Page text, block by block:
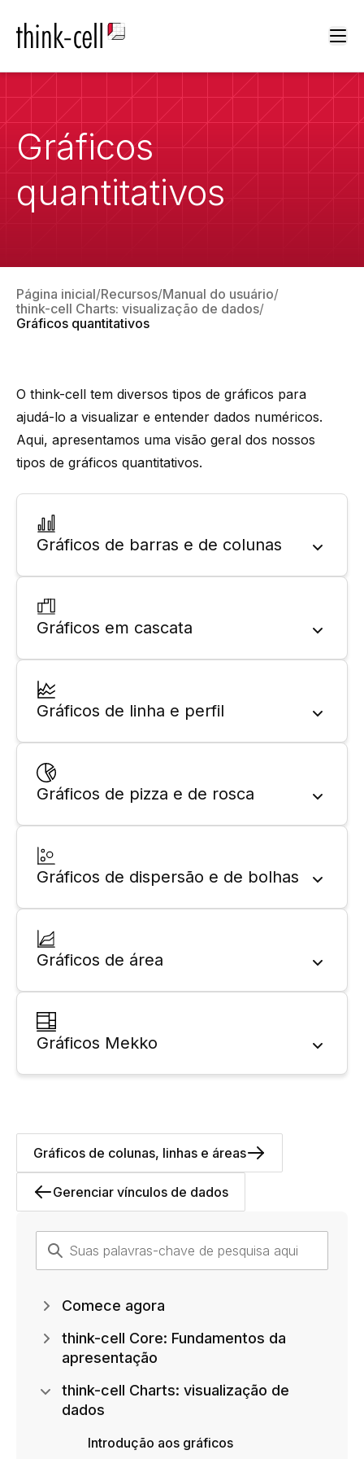
Gráficos
quantitativos
Página inicial Recursos Manual do usuário
think-cell Charts: visualização de dados
Gráficos quantitativos
O think-cell tem diversos tipos de gráficos para
ajudá-lo a visualizar e entender dados numéricos.
Aqui, apresentamos uma visão geral dos nossos
tipos de gráficos quantitativos.
Gráficos de barras e de colunas
Gráficos em cascata
Gráficos de linha e perfil
Gráficos de pizza e de rosca
Gráficos de dispersão e de bolhas
Gráficos de área
Gráficos Mekko
Gerenciar vínculos de dados
Gráficos de colunas, linhas e áreas
Comece agora
think-cell Core: Fundamentos da
apresentação
think-cell Charts: visualização de
dados
Introdução aos gráficos